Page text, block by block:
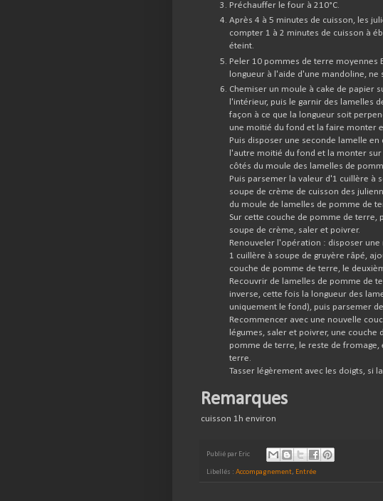
Préchauffer le four à 210°C.
Après 4 à 5 minutes de cuisson, les
compter 1 à 2 minutes de cuisson à
éteint.
Peler 10 pommes de terre moyennes
longueur à l'aide d'une mandoline, ne
Chemiser un moule à cake de papier
l'intérieur, puis le garnir des lamelles
façon à ce que la longueur soit
une moitié du fond et la faire monter
Puis disposer une seconde lamelle
l'autre moitié du fond et la monter
côtés du moule des lamelles de
Puis parsemer la valeur d'1 cuillère à
soupe de crème de cuisson des
du moule de lamelles de pomme de
Sur cette couche de pomme de terre,
soupe de crème, saler et poivrer.
Renouveler l'opération : disposer
1 cuillère à soupe de gruyère râpé,
couche de pomme de terre, le
Recouvrir de lamelles de pomme de
inverse, cette fois la longueur des
uniquement le fond), puis parsemer
Recommencer avec une nouvelle
légumes, saler et poivrer, une
pomme de terre, le reste de
terre.
Tasser légèrement avec les doigts, si
Remarques
cuisson 1h environ
Publié par Eric
Libellés : Accompagnement, Entrée